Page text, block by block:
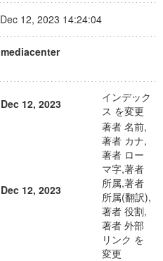
Dec 12, 2023 14:24:04
mediacenter
Dec 12, 2023
インデック
ス を変更
Dec 12, 2023
著者 名前,
著者 カナ,
著者 ロー
マ字,著者
所属,著者
所属(翻訳),
著者 役割,
著者 外部
リンク を
変更